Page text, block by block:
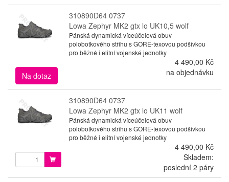
310890D64 0737
Lowa Zephyr MK2 gtx lo UK10,5 wolf
Pánská dynamická víceúčelová obuv
polobotkového střihu s GORE-texovou podšívkou
pro běžné i elitní vojenské jednotky
4 490,00 Kč
Na dotaz
na objednávku
310890D64 0737
Lowa Zephyr MK2 gtx lo UK11 wolf
Pánská dynamická víceúčelová obuv
polobotkového střihu s GORE-texovou podšívkou
pro běžné i elitní vojenské jednotky
4 490,00 Kč
Skladem:
poslední 2 páry